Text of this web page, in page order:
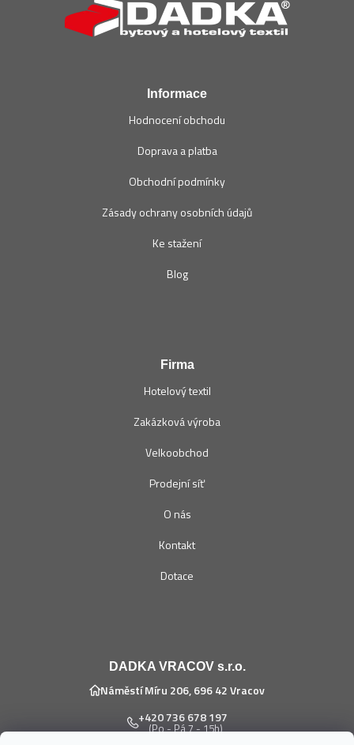
Informace
Hodnocení obchodu
Doprava a platba
Obchodní podmínky
Zásady ochrany osobních údajů
Ke stažení
Blog
Firma
Hotelový textil
Zakázková výroba
Velkoobchod
Prodejní síť
O nás
Kontakt
Dotace
DADKA VRACOV s.r.o.
Náměstí Míru 206, 696 42 Vracov
+420 736 678 197
(Po - Pá 7 - 15h)